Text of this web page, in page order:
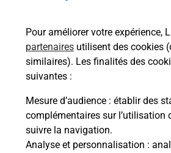
Pour améliorer votre expérience,
partenaires utilisent des cookies
similaires). Les finalités des
suivantes :
Mesure d’audience : établir des
complémentaires sur l’utilisation
suivre la navigation.
Analyse et personnalisation :
Comment demander une
modification de livraison ?
Comment La Poste
à votre sécurité au